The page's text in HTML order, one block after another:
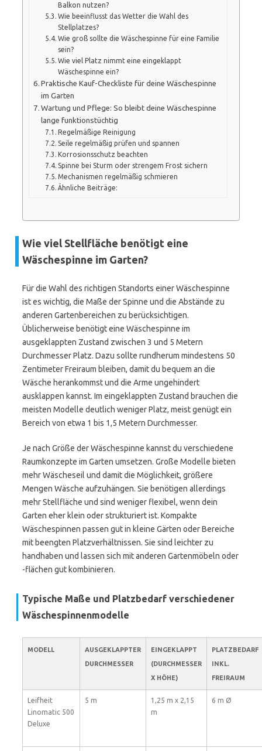
Balkon nutzen?
Wie beeinflusst das Wetter die Wahl des
Stellplatzes?
Wie groß sollte die Wäschespinne für eine Familie
sein?
Wie viel Platz nimmt eine eingeklappt
Wäschespinne ein?
Praktische Kauf-Checkliste für deine Wäschespinne
im Garten
Wartung und Pflege: So bleibt deine Wäschespinne
lange funktionstüchtig
Regelmäßige Reinigung
Seile regelmäßig prüfen und spannen
Korrosionsschutz beachten
Spinne bei Sturm oder strengem Frost sichern
Mechanismen regelmäßig schmieren
Ähnliche Beiträge:
Wie viel Stellfläche benötigt eine
Wäschespinne im Garten?
Für die Wahl des richtigen Standorts einer Wäschespinne
ist es wichtig, die Maße der Spinne und die Abstände zu
anderen Gartenbereichen zu berücksichtigen.
Üblicherweise benötigt eine Wäschespinne im
ausgeklappten Zustand zwischen 3 und 5 Metern
Durchmesser Platz. Dazu sollte rundherum mindestens 50
Zentimeter Freiraum bleiben, damit du bequem an die
Wäsche herankommst und die Arme ungehindert
ausklappen kannst. Im eingeklappten Zustand brauchen die
meisten Modelle deutlich weniger Platz, meist genügt ein
Bereich von etwa 1 bis 1,5 Metern Durchmesser.
Je nach Größe der Wäschespinne kannst du verschiedene
Raumkonzepte im Garten umsetzen. Große Modelle bieten
mehr Wäscheseil und damit die Möglichkeit, größere
Mengen Wäsche aufzuhängen. Sie benötigen allerdings
mehr Stellfläche und sind weniger flexibel, wenn dein
Garten eher klein oder strukturiert ist. Kompakte
Wäschespinnen passen gut in kleine Gärten oder Bereiche
mit beengten Platzverhältnissen. Sie sind leichter zu
handhaben und lassen sich mit anderen Gartenmöbeln oder
-flächen gut kombinieren.
Typische Maße und Platzbedarf verschiedener
Wäschespinnenmodelle
MODELL
AUSGEKLAPPTER
DURCHMESSER
EINGEKLAPPT
(DURCHMESSER
X HÖHE)
PLATZBEDARF
INKL.
FREIRAUM
Leifheit
Linomatic 500
Deluxe
5 m
1,25 m x 2,15
m
6 m Ø